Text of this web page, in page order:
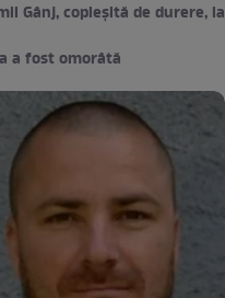
Gânj, copleșită de durere, la
a fost omorâtă